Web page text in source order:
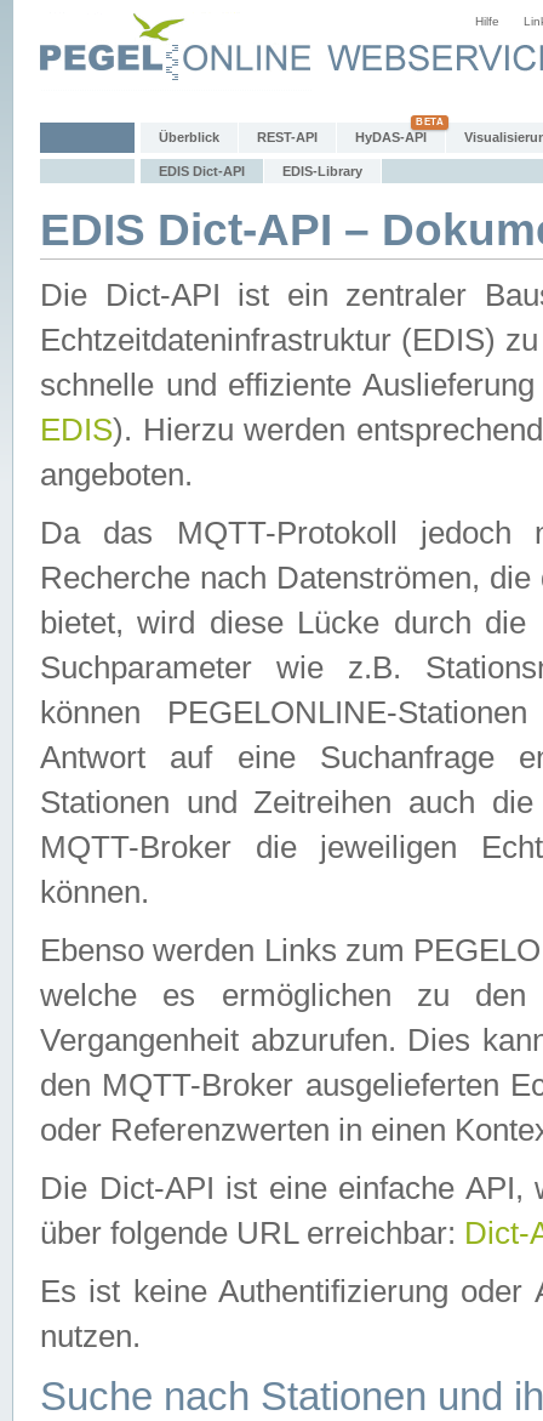
Hilfe
Überblick REST-API HyDAS-API
EDIS Dict-API EDIS-Library
EDIS Dict-API –
Die Dict-API ist ein zentraler
Echtzeitdateninfrastruktur (EDIS)
schnelle und effiziente
EDIS). Hierzu werden
angeboten.
Da das MQTT-Protokoll jedoch
Recherche nach Datenströmen,
bietet, wird diese Lücke durch die
Suchparameter wie z.B.
können PEGELONLINE-
Antwort auf eine Suchanfrage
Stationen und Zeitreihen auch
MQTT-Broker die jeweiligen
können.
Ebenso werden Links zum
welche es ermöglichen zu den
Vergangenheit abzurufen. Dies
den MQTT-Broker ausgelieferten
oder Referenzwerten in einen
Die Dict-API ist eine einfache API,
über folgende URL erreichbar: Dict-
Es ist keine Authentifizierung
nutzen.
Suche nach Stationen und